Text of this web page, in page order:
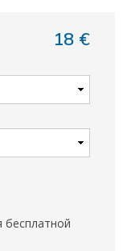
18 €
бесплатной